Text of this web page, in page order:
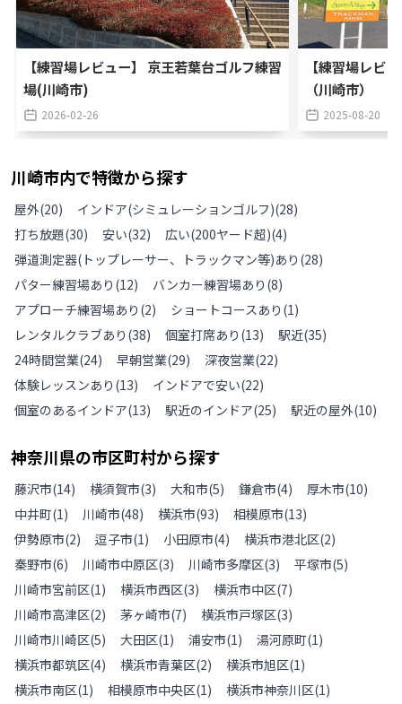
【練習場レビュー】 京王若葉台ゴルフ練習
場(川崎市)
2026-02-26
【練習場レビ
（川崎市）
2025-08-20
川崎市内で特徴から探す
屋外(20) インドア(シミュレーションゴルフ)(28)
打ち放題(30) 安い(32) 広い(200ヤード超)(4)
弾道測定器(トップレーサー、トラックマン等)あり (28)
パター練習場あり (12) バンカー練習場あり (8)
アプローチ練習場あり (2) ショートコースあり (1)
レンタルクラブあり (38) 個室打席あり (13) 駅近(35)
24時間営業(24) 早朝営業(29) 深夜営業(22)
体験レッスンあり (13) インドアで安い(22)
個室のあるインドア(13) 駅近のインドア(25) 駅近の屋外(10)
神奈川県の市区町村から探す
藤沢市(14) 横須賀市(3) 大和市(5) 鎌倉市(4) 厚木市(10)
中井町(1) 川崎市(48) 横浜市(93) 相模原市(13)
伊勢原市(2) 逗子市(1) 小田原市(4) 横浜市港北区(2)
秦野市(6) 川崎市中原区(3) 川崎市多摩区(3) 平塚市(5)
川崎市宮前区(1) 横浜市西区(3) 横浜市中区(7)
川崎市高津区(2) 茅ヶ崎市(7) 横浜市戸塚区(3)
川崎市川崎区(5) 大田区(1) 浦安市(1) 湯河原町(1)
横浜市都筑区(4) 横浜市青葉区(2) 横浜市旭区(1)
横浜市南区(1) 相模原市中央区(1) 横浜市神奈川区(1)